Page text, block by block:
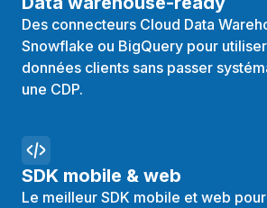
Des connecteurs Cloud Data
Snowflake ou BigQuery pour
données clients sans passer
une CDP.
SDK mobile & web
Le meilleur SDK mobile et web